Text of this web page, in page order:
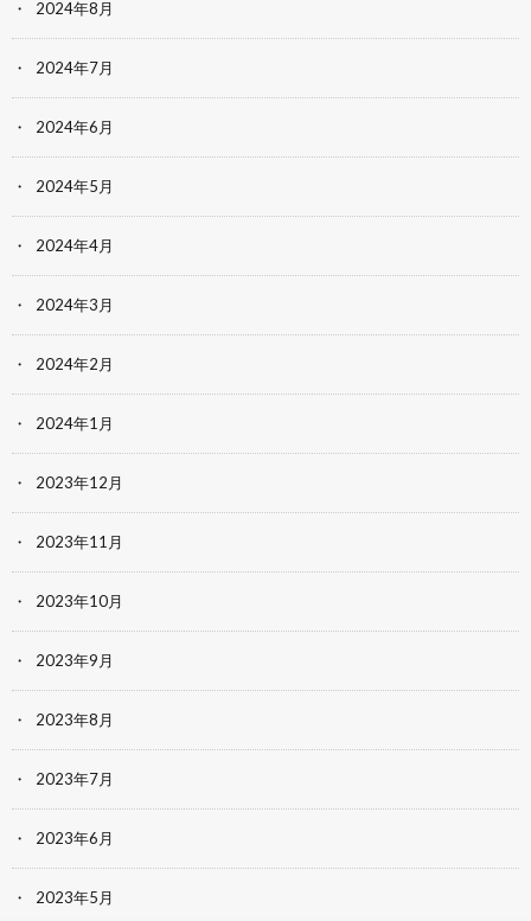
2024年8月
2024年7月
2024年6月
2024年5月
2024年4月
2024年3月
2024年2月
2024年1月
2023年12月
2023年11月
2023年10月
2023年9月
2023年8月
2023年7月
2023年6月
2023年5月